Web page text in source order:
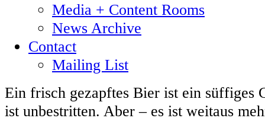
Media + Content Rooms
News Archive
Contact
Mailing List
Ein frisch gezapftes Bier ist ein süffiges
ist unbestritten. Aber – es ist weitaus